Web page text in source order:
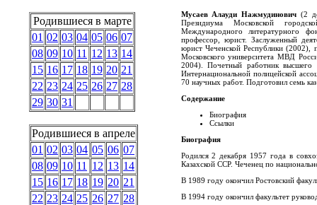
Родившиеся в марте
01 02 03 04 05 06 07
08 09 10 11 12 13 14
15 16 17 18 19 20 21
22 23 24 25 26 27 28
29 30 31
Родившиеся в апреле
01 02 03 04 05 06 07
08 09 10 11 12 13 14
15 16 17 18 19 20 21
22 23 24 25 26 27 28
Мусаев Алауди Нажмудинович (2
Президиума Московской
Международного литературного
профессор, юрист. Заслуженный
юрист Чеченской Республики (2002),
Московского университета МВД
2004). Почетный работник высшего
Интернациональной полицейской
70 научных работ. Подготовил семь
Содержание
Биография
Ссылки
Биография
Родился 2 декабря 1957 года в
Казахской ССР. Чеченец по
В 1989 году окончил Ростовский
В 1994 году окончил факультет